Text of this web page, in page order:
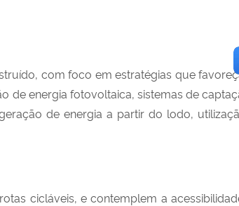
com foco em estratégias que
de energia fotovoltaica, sistemas de
de energia a partir do lodo,
cicláveis, e contemplem a